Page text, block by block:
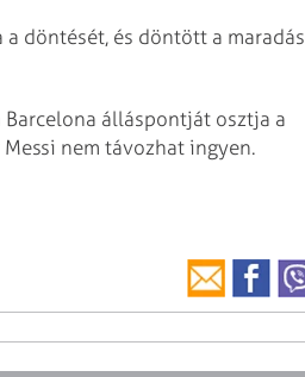
döntését, és döntött a maradás
Barcelona álláspontját osztja a
nem távozhat ingyen.